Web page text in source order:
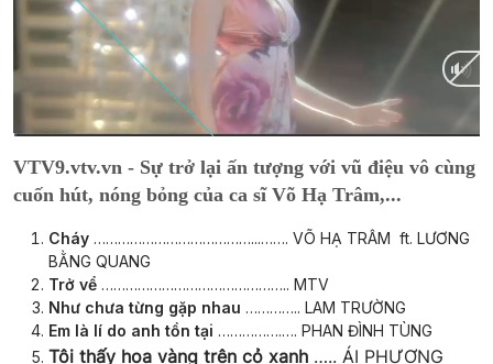
Time
VTV9.vtv.vn - Sự trở lại ấn tượng với vũ điệu vô cùng
cuốn hút, nóng bỏng của ca sĩ Võ Hạ Trâm,...
Cháy …………………………………...……. VÕ HẠ TRÂM ft. LƯƠNG
BẰNG QUANG
Trở vể ……………………………………….. MTV
Như chưa từng gặp nhau ………….. LAM TRƯỜNG
Em là lí do anh tồn tại …………….…. PHAN ĐÌNH TÙNG
Tôi thấy hoa vàng trên cỏ xanh ….. ÁI PHƯƠNG